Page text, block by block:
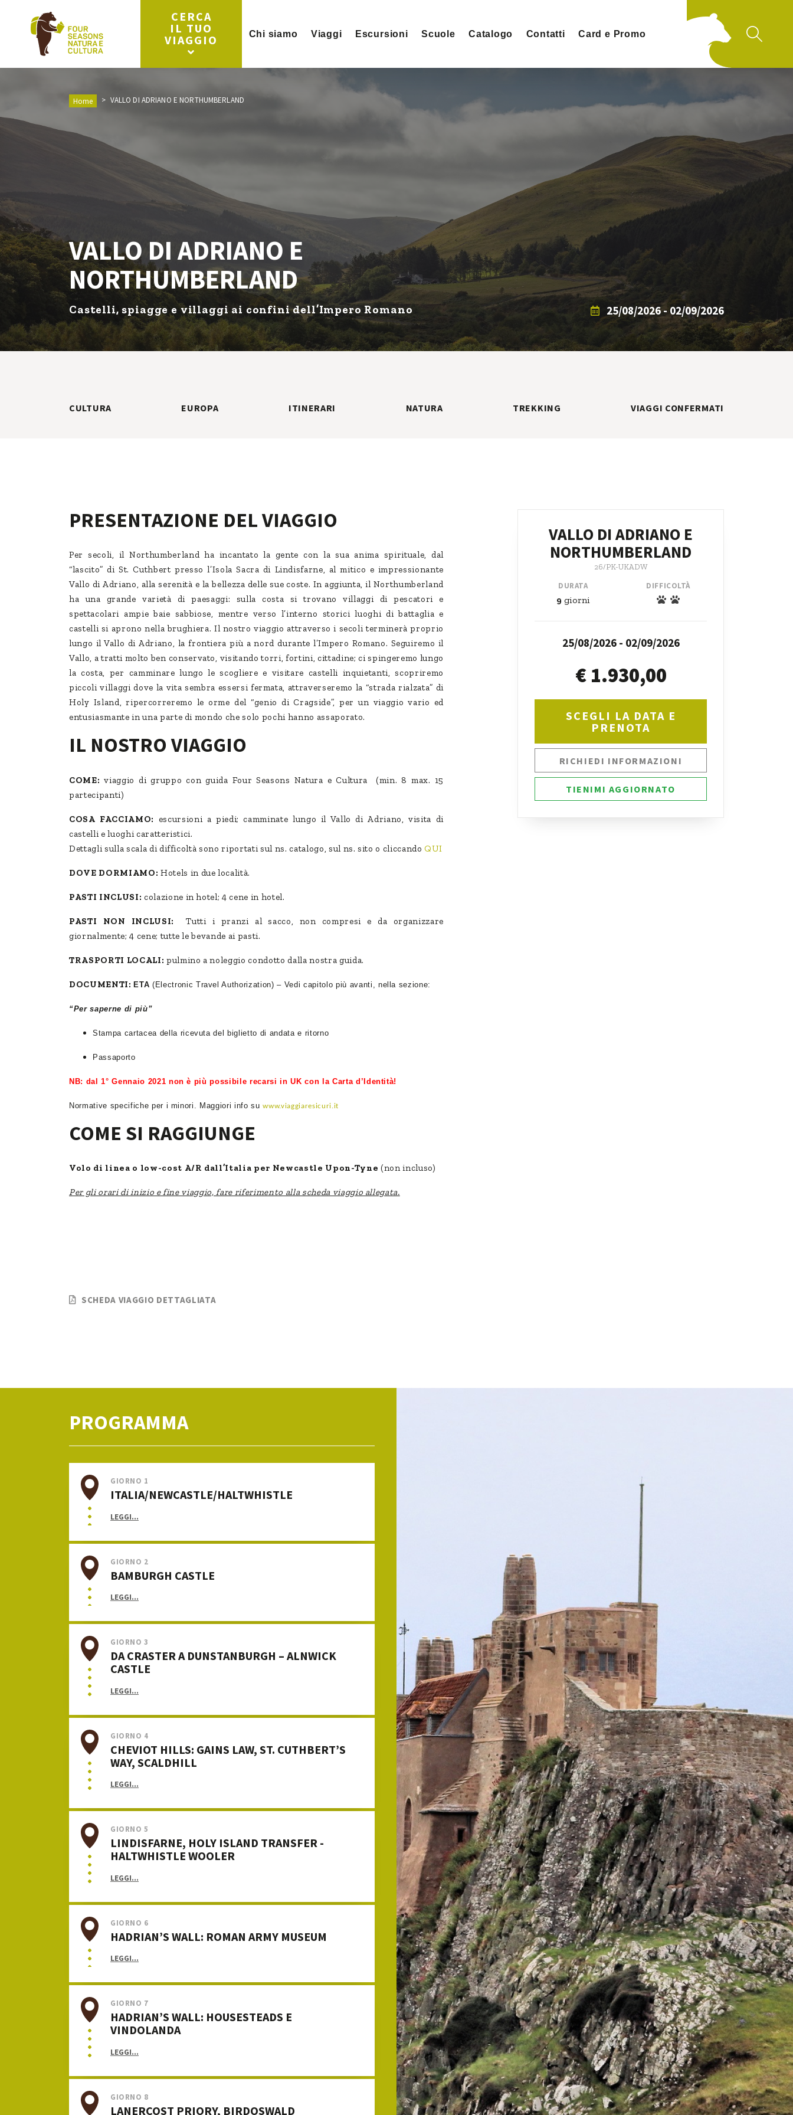
CERCA
IL TUO
VIAGGIO
Chi siamo Viaggi Escursioni Scuole Catalogo Contatti Card e Promo
Home VALLO DI ADRIANO E NORTHUMBERLAND
VALLO DI ADRIANO E
NORTHUMBERLAND
Castelli, spiagge e villaggi ai confini dell’Impero Romano 25/08/2026 - 02/09/2026
CULTURA EUROPA ITINERARI NATURA TREKKING VIAGGI CONFERMATI
PRESENTAZIONE DEL VIAGGIO
Per secoli, il Northumberland ha incantato la gente con la sua anima spirituale, dal
“lascito” di St. Cuthbert presso l’Isola Sacra di Lindisfarne, al mitico e impressionante
Vallo di Adriano, alla serenità e la bellezza delle sue coste. In aggiunta, il Northumberland
ha una grande varietà di paesaggi: sulla costa si trovano villaggi di pescatori e
spettacolari ampie baie sabbiose, mentre verso l’interno storici luoghi di battaglia e
castelli si aprono nella brughiera. Il nostro viaggio attraverso i secoli terminerà proprio
lungo il Vallo di Adriano, la frontiera più a nord durante l’Impero Romano. Seguiremo il
Vallo, a tratti molto ben conservato, visitando torri, fortini, cittadine; ci spingeremo lungo
la costa, per camminare lungo le scogliere e visitare castelli inquietanti, scopriremo
piccoli villaggi dove la vita sembra essersi fermata, attraverseremo la “strada rialzata” di
Holy Island, ripercorreremo le orme del “genio di Cragside”, per un viaggio vario ed
entusiasmante in una parte di mondo che solo pochi hanno assaporato.
IL NOSTRO VIAGGIO
COME: viaggio di gruppo con guida Four Seasons Natura e Cultura (min. 8 max. 15
partecipanti)
COSA FACCIAMO: escursioni a piedi; camminate lungo il Vallo di Adriano, visita di
castelli e luoghi caratteristici.
Dettagli sulla scala di difficoltà sono riportati sul ns. catalogo, sul ns. sito o cliccandoQUI
DOVE DORMIAMO: Hotels in due località.
PASTI INCLUSI: colazione in hotel; 4 cene in hotel.
PASTI NON INCLUSI:
Tutti i pranzi al sacco, non compresi e da organizzare
giornalmente; 4 cene; tutte le bevande ai pasti.
TRASPORTI LOCALI: pulmino a noleggio condotto dalla nostra guida.
DOCUMENTI: ETA (Electronic Travel Authorization) – Vedi capitolo più avanti, nella sezione:
“Per saperne di più”
Stampa cartacea della ricevuta del biglietto di andata e ritorno
Passaporto
NB: dal 1° Gennaio 2021 non è più possibile recarsi in UK con la Carta d’Identità!
Normative specifiche per i minori. Maggiori info suwww.viaggiaresicuri.it
COME SI RAGGIUNGE
Volo di linea o low-cost A/R dall’Italia per Newcastle Upon-Tyne (non incluso)
Per gli orari di inizio e fine viaggio, fare riferimento alla scheda viaggio allegata.
SCHEDA VIAGGIO DETTAGLIATA
VALLO DI ADRIANO E
NORTHUMBERLAND
26/PK-UKADW
DURATA
9 giorni
DIFFICOLTÀ
25/08/2026 - 02/09/2026
€ 1.930,00
SCEGLI LA DATA E
PRENOTA
RICHIEDI INFORMAZIONI
TIENIMI AGGIORNATO
PROGRAMMA
GIORNO 1
ITALIA/NEWCASTLE/HALTWHISTLE
LEGGI...
GIORNO 2
BAMBURGH CASTLE
LEGGI...
GIORNO 3
DA CRASTER A DUNSTANBURGH – ALNWICK
CASTLE
LEGGI...
GIORNO 4
CHEVIOT HILLS: GAINS LAW, ST. CUTHBERT’S
WAY, SCALDHILL
LEGGI...
GIORNO 5
LINDISFARNE, HOLY ISLAND TRANSFER -
HALTWHISTLE WOOLER
LEGGI...
GIORNO 6
HADRIAN’S WALL: ROMAN ARMY MUSEUM
LEGGI...
GIORNO 7
HADRIAN’S WALL: HOUSESTEADS E
VINDOLANDA
LEGGI...
GIORNO 8
LANERCOST PRIORY, BIRDOSWALD